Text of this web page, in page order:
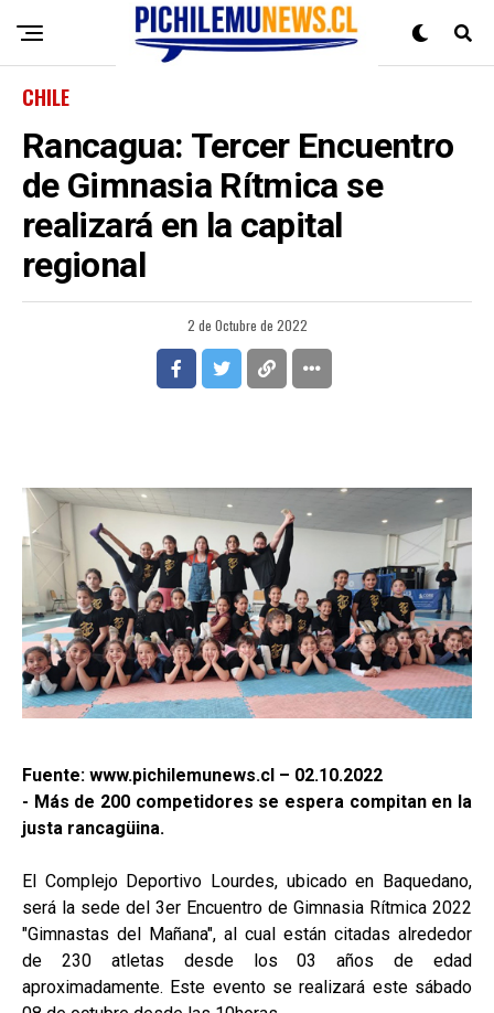
CHILE
Rancagua: Tercer Encuentro
de Gimnasia Rítmica se
realizará en la capital
regional
2 de Octubre de 2022
Fuente: www.pichilemunews.cl – 02.10.2022
- Más de 200 competidores se espera compitan en la
justa rancagüina.
El Complejo Deportivo Lourdes, ubicado en Baquedano,
será la sede del 3er Encuentro de Gimnasia Rítmica 2022
"Gimnastas del Mañana", al cual están citadas alrededor
de 230 atletas desde los 03 años de edad
aproximadamente. Este evento se realizará este sábado